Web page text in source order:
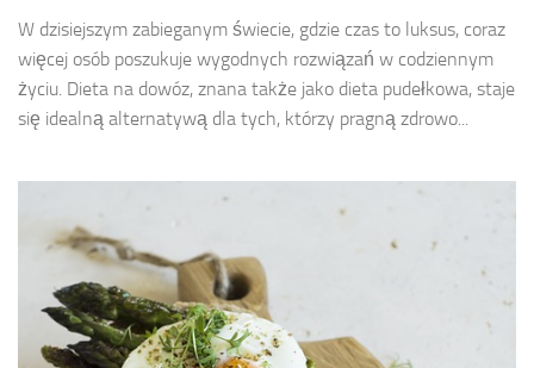
W dzisiejszym zabieganym świecie, gdzie czas to luksus, coraz
więcej osób poszukuje wygodnych rozwiązań w codziennym
życiu. Dieta na dowóz, znana także jako dieta pudełkowa, staje
się idealną alternatywą dla tych, którzy pragną zdrowo...